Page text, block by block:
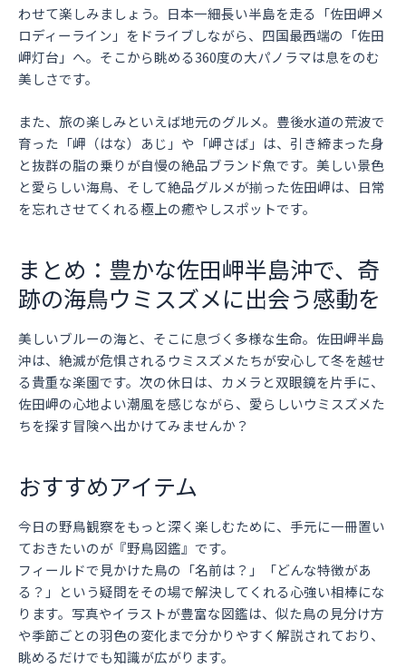
わせて楽しみましょう。日本一細長い半島を走る「佐田岬メ
ロディーライン」をドライブしながら、四国最西端の「佐田
岬灯台」へ。そこから眺める360度の大パノラマは息をのむ
美しさです。
また、旅の楽しみといえば地元のグルメ。豊後水道の荒波で
育った「岬（はな）あじ」や「岬さば」は、引き締まった身
と抜群の脂の乗りが自慢の絶品ブランド魚です。美しい景色
と愛らしい海鳥、そして絶品グルメが揃った佐田岬は、日常
を忘れさせてくれる極上の癒やしスポットです。
まとめ：豊かな佐田岬半島沖で、奇
跡の海鳥ウミスズメに出会う感動を
美しいブルーの海と、そこに息づく多様な生命。佐田岬半島
沖は、絶滅が危惧されるウミスズメたちが安心して冬を越せ
る貴重な楽園です。次の休日は、カメラと双眼鏡を片手に、
佐田岬の心地よい潮風を感じながら、愛らしいウミスズメた
ちを探す冒険へ出かけてみませんか？
おすすめアイテム
今日の野鳥観察をもっと深く楽しむために、手元に一冊置い
ておきたいのが『野鳥図鑑』です。
フィールドで見かけた鳥の「名前は？」「どんな特徴があ
る？」という疑問をその場で解決してくれる心強い相棒にな
ります。写真やイラストが豊富な図鑑は、似た鳥の見分け方
や季節ごとの羽色の変化まで分かりやすく解説されており、
眺めるだけでも知識が広がります。